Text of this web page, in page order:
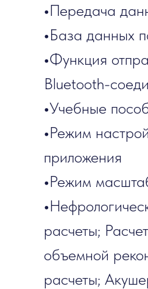
•Передача
•База данных
•Функция
Bluetooth-
•Учебные
•Режим
приложения
•Режим
•
расчеты;
объемной
расчеты;